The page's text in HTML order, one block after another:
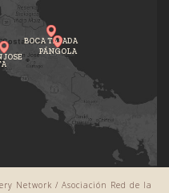
BOCA TAPADA
JOSE
PÁNGOLA
Network / Asociación Red de la